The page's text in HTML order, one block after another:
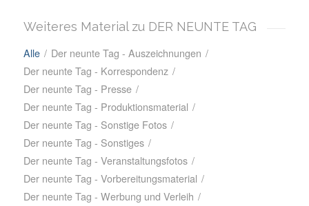
Weiteres Material zu DER NEUNTE TAG
Alle / Der neunte Tag - Auszeichnungen /
Der neunte Tag - Korrespondenz /
Der neunte Tag - Presse /
Der neunte Tag - Produktionsmaterial /
Der neunte Tag - Sonstige Fotos /
Der neunte Tag - Sonstiges /
Der neunte Tag - Veranstaltungsfotos /
Der neunte Tag - Vorbereitungsmaterial /
Der neunte Tag - Werbung und Verleih /